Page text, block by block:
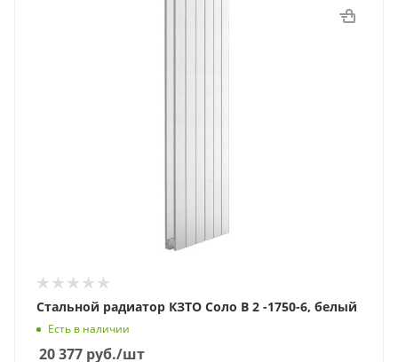
Стальной радиатор КЗТО Соло В 2 -1750-6, белый
Есть в наличии
20 377 руб./шт